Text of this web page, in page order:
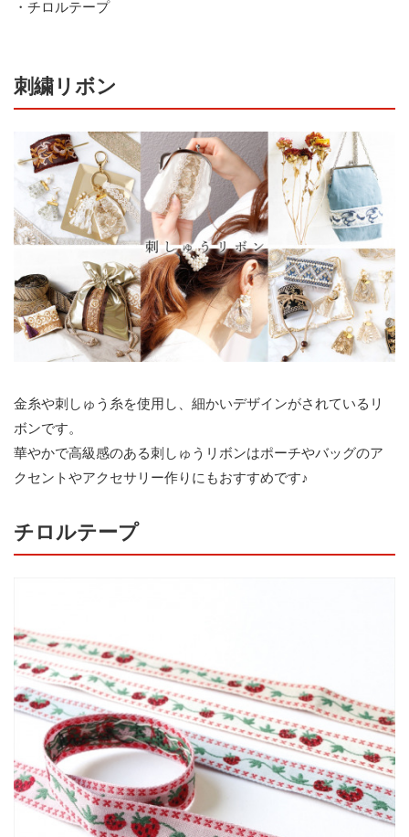
・チロルテープ
刺繍リボン
金糸や刺しゅう糸を使用し、細かいデザインがされているリ
ボンです。
華やかで高級感のある刺しゅうリボンはポーチやバッグのア
クセントやアクセサリー作りにもおすすめです♪
チロルテープ